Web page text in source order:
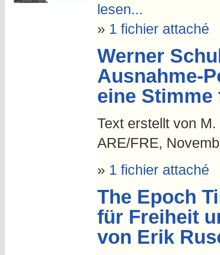
lesen...
» 1 fichier attaché
Werner
Ausnahme-
eine
Text erstellt von
ARE/FRE,
» 1 fichier attaché
The Epoch
für Freiheit
von Erik